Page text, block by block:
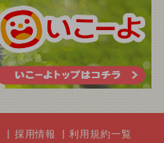
採用情報 利用規約一覧